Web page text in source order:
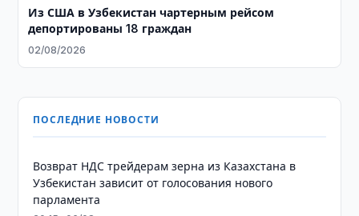
Из США в Узбекистан чартерным рейсом
депортированы 18 граждан
02/08/2026
ПОСЛЕДНИЕ НОВОСТИ
Возврат НДС трейдерам зерна из Казахстана в
Узбекистан зависит от голосования нового
парламента